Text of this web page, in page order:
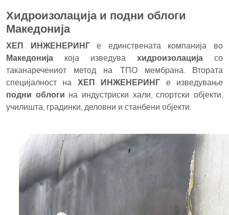
Хидроизолација и подни облоги
Македонија
ХЕП ИНЖЕНЕРИНГе единствената компанија во
Македонија која изведува хидроизолација со
таканаречениот метод на ТПО мембрана. Втората
специјалност на ХЕП ИНЖЕНЕРИНГ е изведување
подни облоги на индустриски хали, спортски објекти,
училишта, градинки, деловни и станбени објекти.